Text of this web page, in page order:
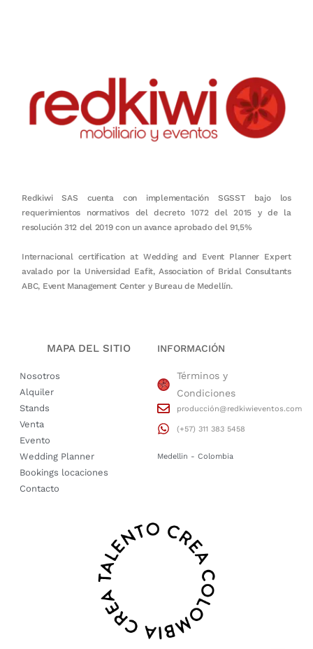
Redkiwi SAS cuenta con implementación SGSST bajo los
requerimientos normativos del decreto 1072 del 2015 y de la
resolución 312 del 2019 con un avance aprobado del 91,5%
Internacional certification at Wedding and Event Planner Expert
avalado por la Universidad Eafit, Association of Bridal Consultants
ABC, Event Management Center y Bureau de Medellín.
MAPA DEL SITIO
Nosotros
Alquiler
Stands
Venta
Evento
Wedding Planner
Bookings locaciones
Contacto
INFORMACIÓN
Términos y
Condiciones
producción@redkiwieventos.com
(+57) 311 383 5458
Medellin - Colombia